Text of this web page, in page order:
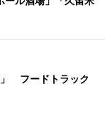
フードトラック